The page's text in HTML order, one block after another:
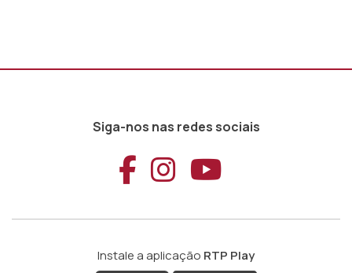
Siga-nos nas redes sociais
Aceder ao
Aceder ao
Aceder
Instale a aplicação RTP Play